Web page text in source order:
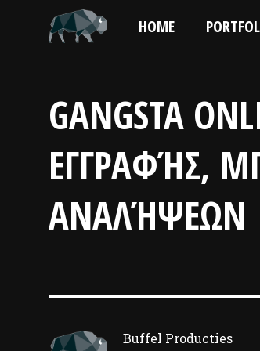
HOME
GANGSTA
ΕΓΓΡΑΦΉΣ,
ΑΝΑΛΉΨΕΩΝ
Buffel Producties